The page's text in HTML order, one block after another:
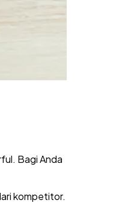
Bagi Anda
kompetitor.